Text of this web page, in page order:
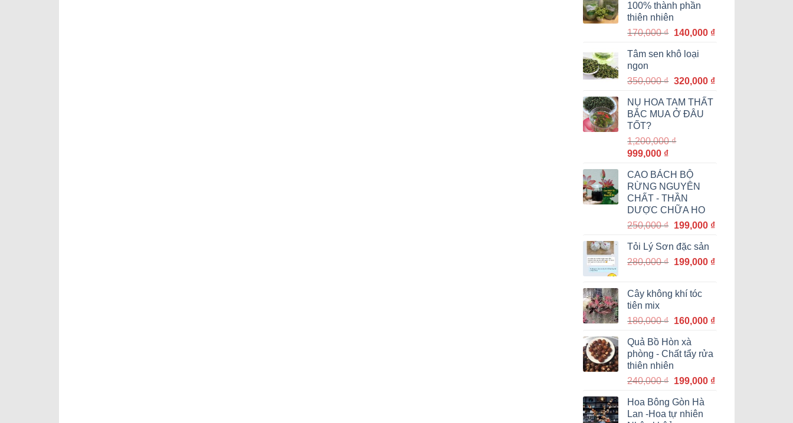
100% thành phần
thiên nhiên
170,000₫ Giá
là:
140,000 ₫Giá
140,000 ₫.
Tâm sen khô loại
ngon
350,000₫ Giá
là:
350,000 ₫.
320,000 ₫Giá
NỤ HOA TAM THẤT
BẮC MUA Ở ĐÂU
TỐT?
1,200,000₫
Giá
là:
1,200,000 ₫.
999,000 ₫Giá
tại
là:
999,000 ₫.
CAO BÁCH BỘ
RỪNG NGUYÊN
CHẤT - THẦN
DƯỢC CHỮA HO
250,000₫ Giá
là:
250,000 ₫.
199,000 ₫Giá
là:
Tỏi Lý Sơn đặc sản
280,000₫ Giá
280,000 ₫.
199,000 ₫Giá
Cây không khí tóc
tiên mix
180,000₫ Giá
là:
180,000 ₫.
160,000 ₫Giá
Quả Bồ Hòn xà
phòng - Chất tẩy rửa
thiên nhiên
240,000₫ Giá
là:
240,000 ₫.
199,000 ₫Giá
Hoa Bông Gòn Hà
Lan -Hoa tự nhiên